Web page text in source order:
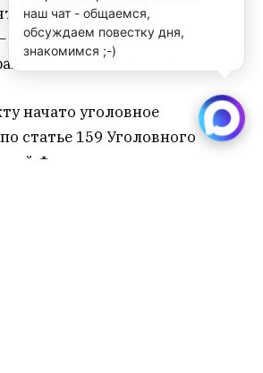
мои сомнения
пояснила потерпевшая
органов.
начато уголовное
статье 159 Уголовного
Федерации
наш чат - общаемся,
обсуждаем повестку дня,
знакомимся ;-)